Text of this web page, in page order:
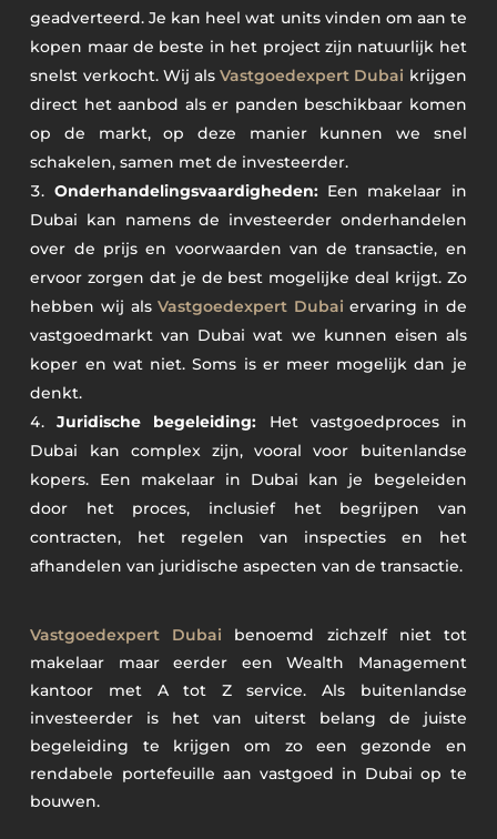
geadverteerd. Je kan heel wat units vinden om aan te
kopen maar de beste in het project zijn natuurlijk het
snelst verkocht. Wij alsVastgoedexpert Dubai krijgen
direct het aanbod als er panden beschikbaar komen
op de markt, op deze manier kunnen we snel
schakelen, samen met de investeerder.
Onderhandelingsvaardigheden:Een makelaar in
Dubai kan namens de investeerder onderhandelen
over de prijs en voorwaarden van de transactie, en
ervoor zorgen dat je de best mogelijke deal krijgt. Zo
hebben wij alsVastgoedexpert Dubai ervaring in de
vastgoedmarkt van Dubai wat we kunnen eisen als
koper en wat niet. Soms is er meer mogelijk dan je
denkt.
Juridische begeleiding: Het vastgoedproces in
Dubai kan complex zijn, vooral voor buitenlandse
kopers. Een makelaar in Dubai kan je begeleiden
door het proces, inclusief het begrijpen van
contracten, het regelen van inspecties en het
afhandelen van juridische aspecten van de transactie.
Vastgoedexpert Dubai benoemd zichzelf niet tot
makelaar maar eerder een Wealth Management
kantoor met A tot Z service. Als buitenlandse
investeerder is het van uiterst belang de juiste
begeleiding te krijgen om zo een gezonde en
rendabele portefeuille aan vastgoed in Dubai op te
bouwen.